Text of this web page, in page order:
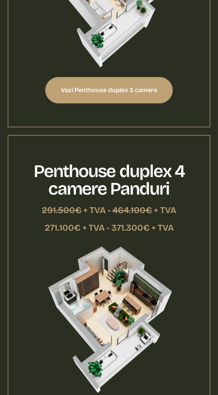
Vezi Penthouse duplex 3 camere
Penthouse duplex 4
camere Panduri
291.500€ + TVA -464.100€ + TVA
271.100€ + TVA - 371.300€ + TVA